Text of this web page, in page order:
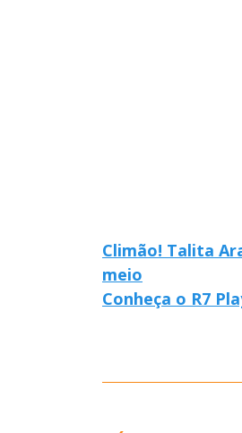
Climão! Talita
meio
Conheça o R7